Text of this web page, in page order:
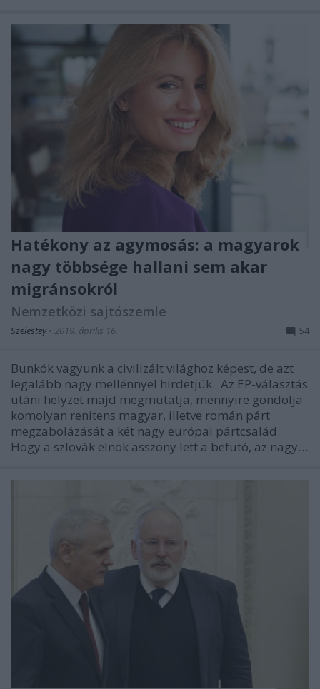
Hatékony az agymosás: a magyarok
nagy többsége hallani sem akar
migránsokról
Nemzetközi sajtószemle
Szelestey • 2019. április 16. 54
Bunkók vagyunk a civilizált világhoz képest, de azt
legalább nagy mellénnyel hirdetjük. Az EP-választás
utáni helyzet majd megmutatja, mennyire gondolja
komolyan renitens magyar, illetve román párt
megzabolázását a két nagy európai pártcsalád.
Hogy a szlovák elnök asszony lett a befutó, az nagy…